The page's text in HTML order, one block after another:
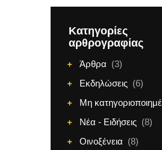
Κατηγορίες
αρθρογραφίας
Άρθρα (3)
Εκδηλώσεις (6)
Μη
Νέα - Ειδήσεις (8)
Οινοξένεια (8)